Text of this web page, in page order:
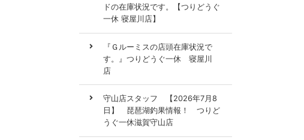
ドの在庫状況です。【つりどうぐ
一休 寝屋川店】
『Ｇルーミスの店頭在庫状況で
す。』つりどうぐ一休 寝屋川
店
守山店スタッフ 【2026年7月8
日】 琵琶湖釣果情報！ つりど
うぐ一休滋賀守山店